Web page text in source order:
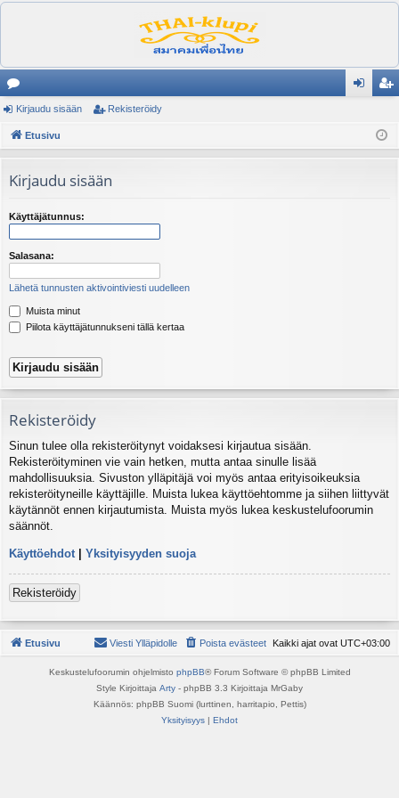
es
ku
el
ua
lu
ist
Kirjaudu sisään Rekisteröidy
Etusivu
Kirjaudu sisään
Käyttäjätunnus:
Salasana:
Lähetä tunnusten aktivointiviesti uudelleen
Muista minut
Piilota käyttäjätunnukseni tällä kertaa
Rekisteröidy
Sinun tulee olla rekisteröitynyt voidaksesi kirjautua sisään.
Rekisteröityminen vie vain hetken, mutta antaa sinulle lisää
mahdollisuuksia. Sivuston ylläpitäjä voi myös antaa erityisoikeuksia
rekisteröityneille käyttäjille. Muista lukea käyttöehtomme ja siihen liittyvät
käytännöt ennen kirjautumista. Muista myös lukea keskustelufoorumin
säännöt.
Käyttöehdot | Yksityisyyden suoja
Rekisteröidy
Etusivu Kaikki ajat ovat UTC+03:00
Poista evästeet
Viesti Ylläpidolle
Keskustelufoorumin ohjelmisto phpBB® Forum Software © phpBB Limited
Style Kirjoittaja Arty - phpBB 3.3 Kirjoittaja MrGaby
Käännös: phpBB Suomi (lurttinen, harritapio, Pettis)
Yksityisyys | Ehdot